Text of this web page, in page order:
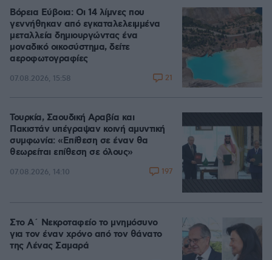
Βόρεια Εύβοια: Οι 14 λίμνες που
γεννήθηκαν από εγκαταλελειμμένα
μεταλλεία δημιουργώντας ένα
μοναδικό οικοσύστημα, δείτε
αεροφωτογραφίες
07.08.2026, 15:58 21
Τουρκία, Σαουδική Αραβία και
Πακιστάν υπέγραψαν κοινή αμυντική
συμφωνία: «Επίθεση σε έναν θα
θεωρείται επίθεση σε όλους»
07.08.2026, 14:10 197
Στο Α΄ Νεκροταφείο το μνημόσυνο
για τον έναν χρόνο από τον θάνατο
της Λένας Σαμαρά